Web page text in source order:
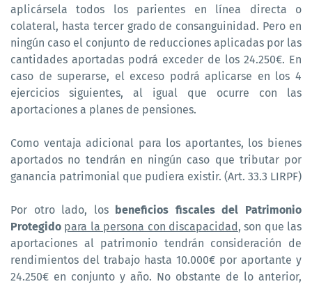
aplicársela todos los parientes en línea directa o
colateral, hasta tercer grado de consanguinidad. Pero en
ningún caso el conjunto de reducciones aplicadas por las
cantidades aportadas podrá exceder de los 24.250€. En
caso de superarse, el exceso podrá aplicarse en los 4
ejercicios siguientes, al igual que ocurre con las
aportaciones a planes de pensiones.
Como ventaja adicional para los aportantes, los bienes
aportados no tendrán en ningún caso que tributar por
ganancia patrimonial que pudiera existir. (Art. 33.3 LIRPF)
Por otro lado, los beneficios fiscales del Patrimonio
Protegido para la persona con discapacidad, son que las
aportaciones al patrimonio tendrán consideración de
rendimientos del trabajo hasta 10.000€ por aportante y
24.250€ en conjunto y año. No obstante de lo anterior,